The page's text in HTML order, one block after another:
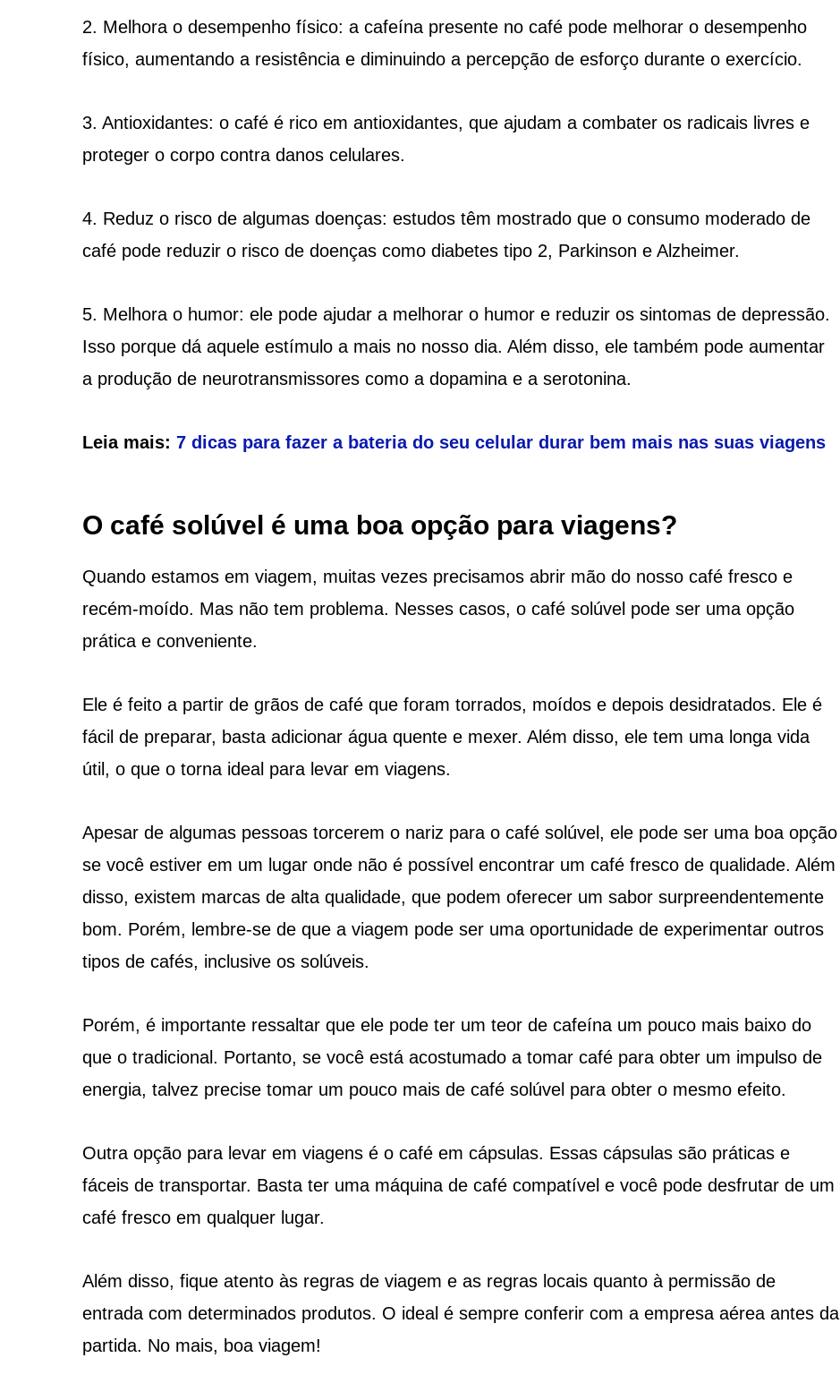
2. Melhora o desempenho físico: a cafeína presente no café pode melhorar o desempenho
físico, aumentando a resistência e diminuindo a percepção de esforço durante o exercício.
3. Antioxidantes: o café é rico em antioxidantes, que ajudam a combater os radicais livres e
proteger o corpo contra danos celulares.
4. Reduz o risco de algumas doenças: estudos têm mostrado que o consumo moderado de
café pode reduzir o risco de doenças como diabetes tipo 2, Parkinson e Alzheimer.
5. Melhora o humor: ele pode ajudar a melhorar o humor e reduzir os sintomas de depressão.
Isso porque dá aquele estímulo a mais no nosso dia. Além disso, ele também pode aumentar
a produção de neurotransmissores como a dopamina e a serotonina.
Leia mais: 7 dicas para fazer a bateria do seu celular durar bem mais nas suas viagens
O café solúvel é uma boa opção para viagens?
Quando estamos em viagem, muitas vezes precisamos abrir mão do nosso café fresco e
recém-moído. Mas não tem problema. Nesses casos, o café solúvel pode ser uma opção
prática e conveniente.
Ele é feito a partir de grãos de café que foram torrados, moídos e depois desidratados. Ele é
fácil de preparar, basta adicionar água quente e mexer. Além disso, ele tem uma longa vida
útil, o que o torna ideal para levar em viagens.
Apesar de algumas pessoas torcerem o nariz para o café solúvel, ele pode ser uma boa opção
se você estiver em um lugar onde não é possível encontrar um café fresco de qualidade. Além
disso, existem marcas de alta qualidade, que podem oferecer um sabor surpreendentemente
bom. Porém, lembre-se de que a viagem pode ser uma oportunidade de experimentar outros
tipos de cafés, inclusive os solúveis.
Porém, é importante ressaltar que ele pode ter um teor de cafeína um pouco mais baixo do
que o tradicional. Portanto, se você está acostumado a tomar café para obter um impulso de
energia, talvez precise tomar um pouco mais de café solúvel para obter o mesmo efeito.
Outra opção para levar em viagens é o café em cápsulas. Essas cápsulas são práticas e
fáceis de transportar. Basta ter uma máquina de café compatível e você pode desfrutar de um
café fresco em qualquer lugar.
Além disso, fique atento às regras de viagem e as regras locais quanto à permissão de
entrada com determinados produtos. O ideal é sempre conferir com a empresa aérea antes da
partida. No mais, boa viagem!